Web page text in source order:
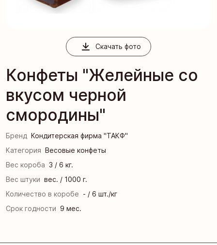
Скачать фото
Конфеты "Желейные со
вкусом черной
смородины"
Бренд Кондитерская фирма "ТАКФ"
Категория Весовые конфеты
Вес короба 3 / 6 кг.
Вес штуки вес. / 1000 г.
Количество в коробе - / 6 шт./кг
Срок годности 9 мес.